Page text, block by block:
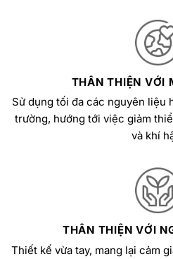
THÂN THIỆN VỚI
Sử dụng tối đa các nguyên liệu
trường, hướng tới việc giảm
và khí
THÂN THIỆN VỚI
Thiết kế vừa tay, mang lại cảm